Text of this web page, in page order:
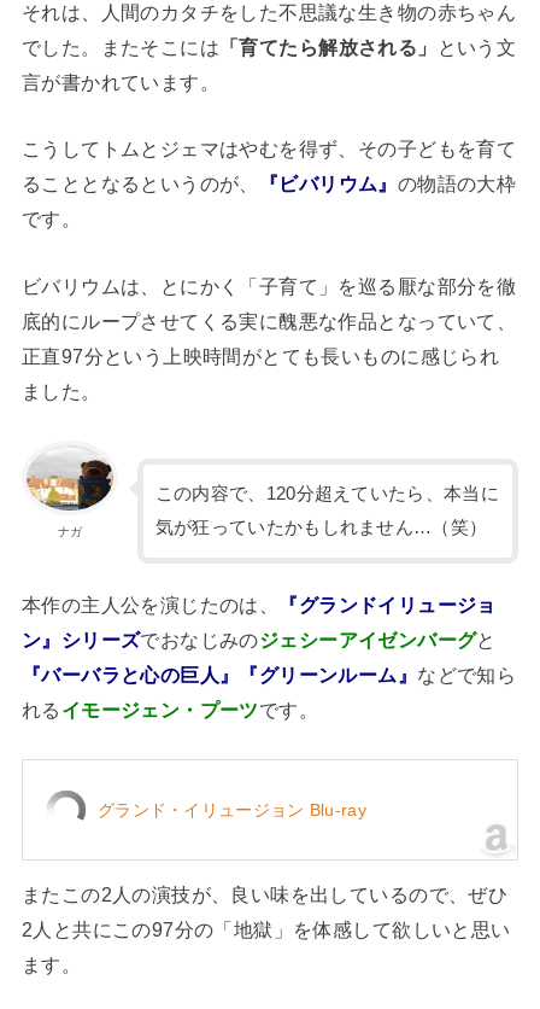
それは、人間のカタチをした不思議な生き物の赤ちゃん
でした。またそこには 「育てたら解放される」
という文
言が書かれています。
こうしてトムとジェマはやむを得ず、その子どもを育て
ることとなるというのが、
『ビバリウム』 の物語の大枠
です。
ビバリウムは、とにかく「子育て」を巡る厭な部分を徹
底的にループさせてくる実に醜悪な作品となっていて、
正直97分という上映時間がとても長いものに感じられ
ました。
ナガ
この内容で、120分超えていたら、本当に
気が狂っていたかもしれません…（笑）
本作の主人公を演じたのは、
『グランドイリュージョ
ン』シリーズでおなじみのジェシーアイゼンバーグと
『バーバラと心の巨人』『グリーンルーム』 などで知ら
れる イモージェン・プーツです。
グランド・イリュージョン Blu-ray
またこの2人の演技が、良い味を出しているので、ぜひ
2人と共にこの97分の「地獄」を体感して欲しいと思い
ます。